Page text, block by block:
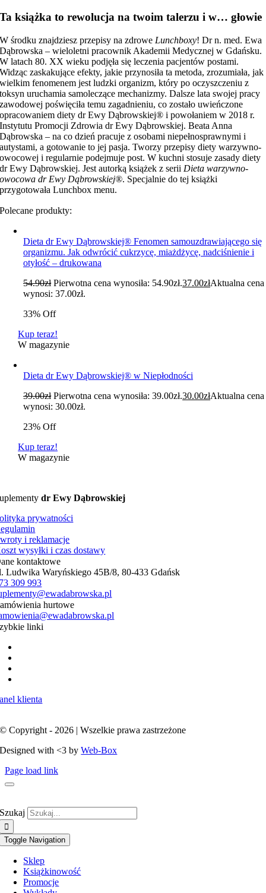
Ta książka to rewolucja na twoim talerzu i w… głowie
W środku znajdziesz przepisy na zdrowe Lunchboxy! Dr n. med. Ewa
Dąbrowska – wieloletni pracownik Akademii Medycznej w Gdańsku.
W latach 80. XX wieku podjęła się leczenia pacjentów postami.
Widząc zaskakujące efekty, jakie przynosiła ta metoda, zrozumiała, jak
wielkim fenomenem jest ludzki organizm, który po oczyszczeniu z
toksyn uruchamia samoleczące mechanizmy. Dalsze lata swojej pracy
zawodowej poświęciła temu zagadnieniu, co zostało uwieńczone
opracowaniem diety dr Ewy Dąbrowskiej® i powołaniem w 2018 r.
Instytutu Promocji Zdrowia dr Ewy Dąbrowskiej. Beata Anna
Dąbrowska – na co dzień pracuje z osobami niepełnosprawnymi i
autystami, a gotowanie to jej pasja. Tworzy przepisy diety warzywno-
owocowej i regularnie podejmuje post. W kuchni stosuje zasady diety
dr Ewy Dąbrowskiej. Jest autorką książek z serii Dieta warzywno-
owocowa dr Ewy Dąbrowskiej®. Specjalnie do tej książki
przygotowała Lunchbox menu.
Polecane produkty:
Dieta dr Ewy Dąbrowskiej® Fenomen samouzdrawiającego się
organizmu. Jak odwrócić cukrzycę, miażdżycę, nadciśnienie i
otyłość – drukowana
54.90zł Pierwotna cena wynosiła: 54.90zł.37.00złAktualna cena
wynosi: 37.00zł.
33% Off
Kup teraz!
W magazynie
Dieta dr Ewy Dąbrowskiej® w Niepłodności
39.00zł Pierwotna cena wynosiła: 39.00zł.30.00złAktualna cena
wynosi: 30.00zł.
23% Off
Kup teraz!
W magazynie
dr Ewy Dąbrowskiej
prywatności
i reklamacje
wysyłki i czas dostawy
kontaktowe
Ludwika Waryńskiego 45B/8, 80-433 Gdańsk
309 993
hurtowe
linki
klienta
© Copyright - 2026 | Wszelkie prawa zastrzeżone
Designed with <3 byWeb-Box
Page load link
Szukaj
Toggle Navigation
Sklep
Książkinowość
Promocje